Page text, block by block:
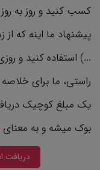
کسب کنید و روز به
پیشنهاد ما اینه که
...) استفاده کنید و
بوک میشه و به معنای
دریافت